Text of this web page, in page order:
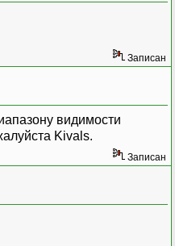
Записан
видимости
Kivals.
Записан